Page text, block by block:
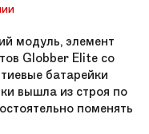
модуль, элемент
Globber Elite со
батарейки
вышла из строя по
поменять